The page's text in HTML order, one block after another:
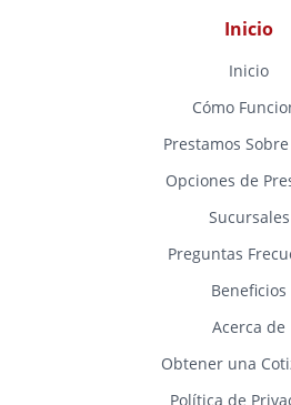
Inicio
Inicio
Cómo
Prestamos
Opciones de
Sucursales
Preguntas
Beneficios
Acerca de
Obtener una
Política de